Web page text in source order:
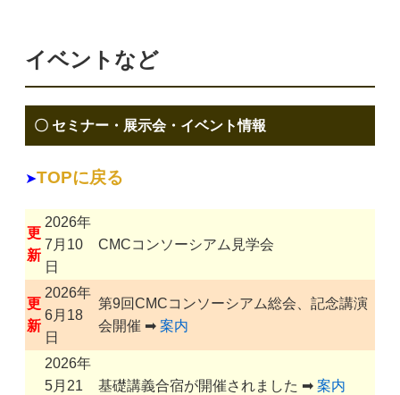
イベントなど
〇 セミナー・展示会・イベント情報
➤TOPに戻る
更
新
2026年
7月10
日
CMCコンソーシアム見学会
更
新
2026年
6月18
日
第9回CMCコンソーシアム総会、記念講演
会開催 ➡ 案内
2026年
5月21
基礎講義合宿が開催されました ➡ 案内